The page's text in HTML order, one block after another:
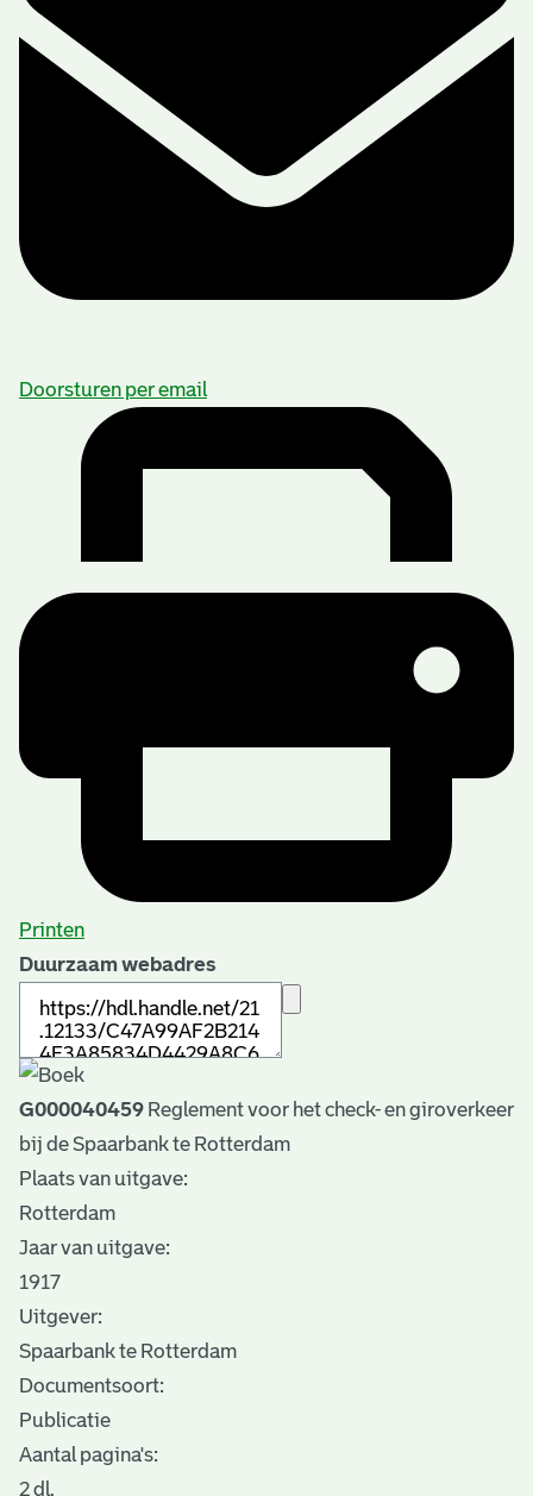
Doorsturen per email
Printen
Duurzaam webadres
G000040459 Reglement voor het check- en giroverkeer
bij de Spaarbank te Rotterdam
Plaats van uitgave:
Rotterdam
Jaar van uitgave:
1917
Uitgever:
Spaarbank te Rotterdam
Documentsoort:
Publicatie
Aantal pagina's:
2 dl.